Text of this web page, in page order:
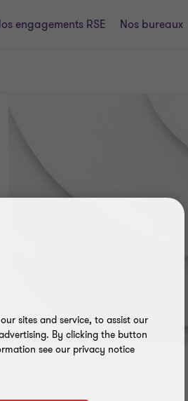
engagements RSE Nos bureaux
sites and service, to assist our
By clicking the button
see our privacy notice